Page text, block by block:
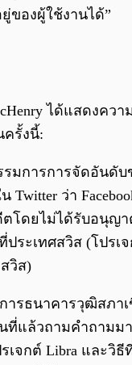
ของผู้ใช้งานได้”
ได้แสดงควา
ครั้งนี้:
มการการจัดอันดับ
Twitter ว่า
ตโดยไม่ได้รับอนุญ
ระเทศสวิส (โปรเ
วิส)
ารธนาคารวุฒิสภา
นที่แล้วถามคำถามม
เจกต์ Libra และวิธี